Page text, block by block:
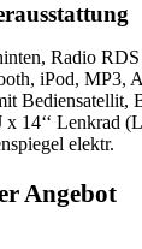
Radio
iPod, MP3,
Bediensatellit,
14‘‘ Lenkrad
elektr.
Angebot